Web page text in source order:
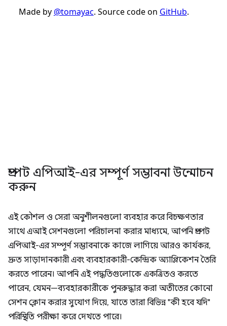
প্রম্পট এপিআই-এর সম্পূর্ণ সম্ভাবনা উন্মোচন
করুন
এই কৌশল ও সেরা অনুশীলনগুলো ব্যবহার করে বিচক্ষণতার
সাথে এআই সেশনগুলো পরিচালনা করার মাধ্যমে, আপনি প্রম্পট
এপিআই-এর সম্পূর্ণ সম্ভাবনাকে কাজে লাগিয়ে আরও কার্যকর,
দ্রুত সাড়াদানকারী এবং ব্যবহারকারী-কেন্দ্রিক অ্যাপ্লিকেশন তৈরি
করতে পারেন। আপনি এই পদ্ধতিগুলোকে একত্রিতও করতে
পারেন, যেমন—ব্যবহারকারীকে পুনরুদ্ধার করা অতীতের কোনো
সেশন ক্লোন করার সুযোগ দিয়ে, যাতে তারা বিভিন্ন "কী হবে যদি" ​​
পরিস্থিতি পরীক্ষা করে দেখতে পারে।